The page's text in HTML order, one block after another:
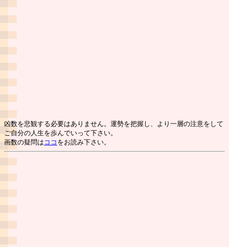
凶数を悲観する必要はありません。運勢を把握し、より一層の注意をして
ご自分の人生を歩んでいって下さい。
画数の疑問は ココ をお読み下さい。